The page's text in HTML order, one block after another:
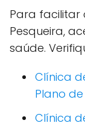
Para facilitar
Pesqueira,
saúde.
Clínica
Plano
Clínica